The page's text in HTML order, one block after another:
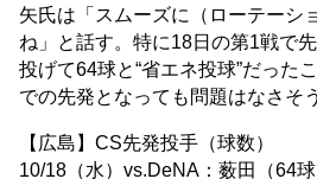
矢氏は「スムーズに（ローテーシ
ね」と話す。特に18日の第1戦で
投げて64球と“省エネ投球”だった
での先発となっても問題はなさそ
【広島】CS先発投手（球数）
10/18（水）vs.DeNA：薮田（64球